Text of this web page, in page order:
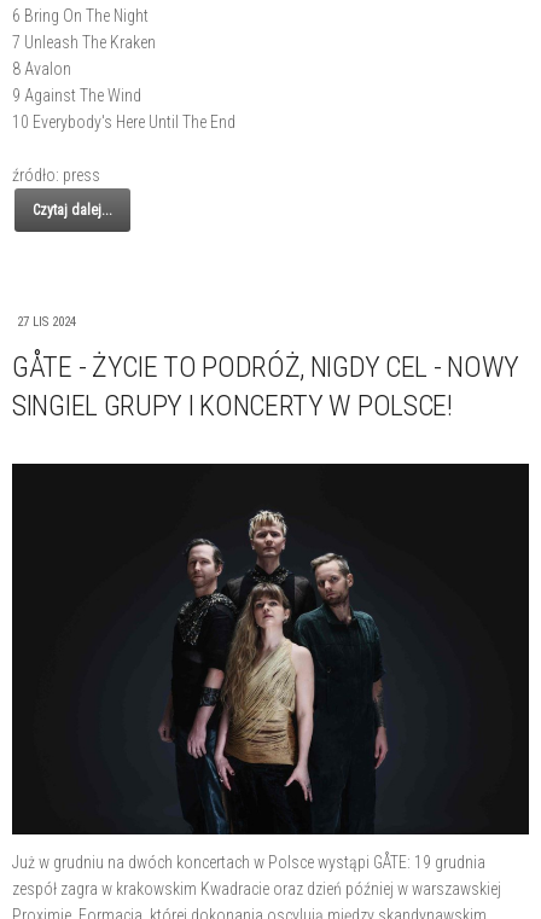
6 Bring On The Night
7 Unleash The Kraken
8 Avalon
9 Against The Wind
10 Everybody's Here Until The End
źródło: press
Czytaj dalej...
27 LIS 2024
GÅTE - ŻYCIE TO PODRÓŻ, NIGDY CEL - NOWY
SINGIEL GRUPY I KONCERTY W POLSCE!
Już w grudniu na dwóch koncertach w Polsce wystąpi GÅTE: 19 grudnia
zespół zagra w krakowskim Kwadracie oraz dzień później w warszawskiej